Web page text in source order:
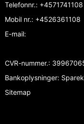
Telefonnr.: +4571741108
Mobil nr.: +4526361108
E-mail:
CVR-nummer.:
Bankoplysninger:
Sitemap